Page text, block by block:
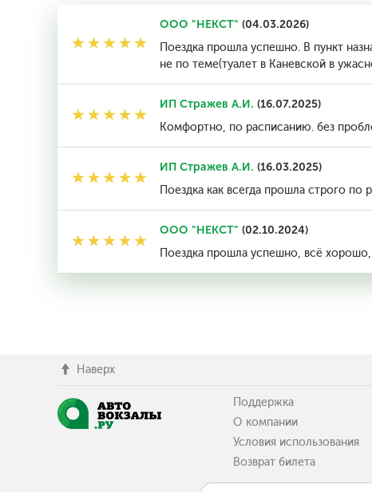
ООО "НЕКСТ" (04.03.2026)
Поездка прошла успешно. В пункт
не по теме(туалет в Каневской в
ИП Стражев А.И. (16.07.2025)
Комфортно, по расписанию. без
ИП Стражев А.И. (16.03.2025)
Поездка как всегда прошла строго
ООО "НЕКСТ" (02.10.2024)
Поездка прошла успешно, всё
Наверх
Поддержка
О компании
Условия использования
Возврат билета